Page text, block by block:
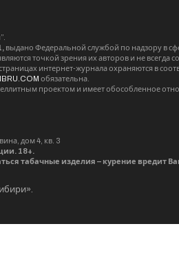
выдано Федеральной службой по надзору в
точкой зрения их авторов и не всегда
интернет-журнала охраняются в
обязательна.
проектом и имеет обособленное
дом 4, кв. 3
18+.
табачные изделия – курение вредит